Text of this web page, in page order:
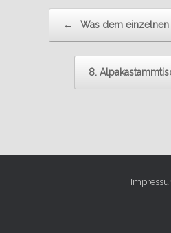
← Was dem
8.